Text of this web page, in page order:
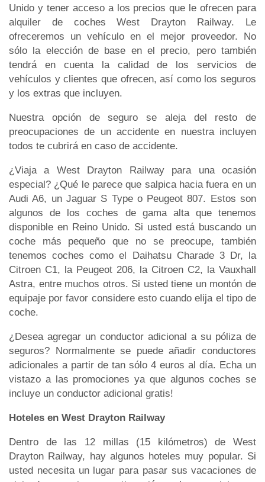
Unido y tener acceso a los precios que le ofrecen para
alquiler de coches West Drayton Railway. Le
ofreceremos un vehículo en el mejor proveedor. No
sólo la elección de base en el precio, pero también
tendrá en cuenta la calidad de los servicios de
vehículos y clientes que ofrecen, así como los seguros
y los extras que incluyen.
Nuestra opción de seguro se aleja del resto de
preocupaciones de un accidente en nuestra incluyen
todos te cubrirá en caso de accidente.
¿Viaja a West Drayton Railway para una ocasión
especial? ¿Qué le parece que salpica hacia fuera en un
Audi A6, un Jaguar S Type o Peugeot 807. Estos son
algunos de los coches de gama alta que tenemos
disponible en Reino Unido. Si usted está buscando un
coche más pequeño que no se preocupe, también
tenemos coches como el Daihatsu Charade 3 Dr, la
Citroen C1, la Peugeot 206, la Citroen C2, la Vauxhall
Astra, entre muchos otros. Si usted tiene un montón de
equipaje por favor considere esto cuando elija el tipo de
coche.
¿Desea agregar un conductor adicional a su póliza de
seguros? Normalmente se puede añadir conductores
adicionales a partir de tan sólo 4 euros al día. Echa un
vistazo a las promociones ya que algunos coches se
incluye un conductor adicional gratis!
Hoteles en West Drayton Railway
Dentro de las 12 millas (15 kilómetros) de West
Drayton Railway, hay algunos hoteles muy popular. Si
usted necesita un lugar para pasar sus vacaciones de